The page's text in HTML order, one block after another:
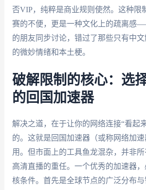
否VIP，纯粹是商业规则使然。这种限
赛的不便，更是一种文化上的疏离感
的朋友同步讨论，错过了那些只有中
的微妙情绪和本土梗。
破解限制的核心：选
的回国加速器
解决之道，在于让你的网络连接“看起
的。这就是回国加速器（或称网络加
用。但市面上的工具鱼龙混杂，并非
高清直播的重任。一个优秀的加速器
核条件。首先是全球节点的广泛分布与